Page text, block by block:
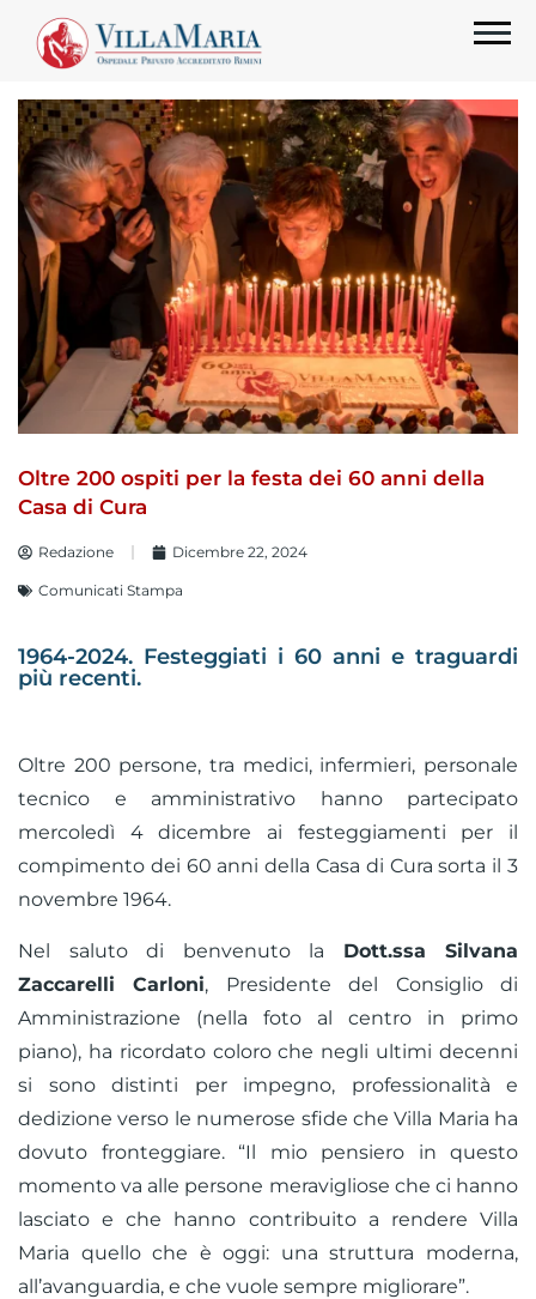
Oltre 200 ospiti per la festa dei 60 anni della
Casa di Cura
Redazione Dicembre 22, 2024
Comunicati Stampa
1964-2024. Festeggiati i 60 anni e traguardi
più recenti.
Oltre 200 persone, tra medici, infermieri, personale
tecnico e amministrativo hanno partecipato
mercoledì 4 dicembre ai festeggiamenti per il
compimento dei 60 anni della Casa di Cura sorta il 3
novembre 1964.
Nel saluto di benvenuto la Dott.ssa Silvana
Zaccarelli Carloni, Presidente del Consiglio di
Amministrazione (nella foto al centro in primo
piano), ha ricordato coloro che negli ultimi decenni
si sono distinti per impegno, professionalità e
dedizione verso le numerose sfide che Villa Maria ha
dovuto fronteggiare. “Il mio pensiero in questo
momento va alle persone meravigliose che ci hanno
lasciato e che hanno contribuito a rendere Villa
Maria quello che è oggi: una struttura moderna,
all’avanguardia, e che vuole sempre migliorare”.